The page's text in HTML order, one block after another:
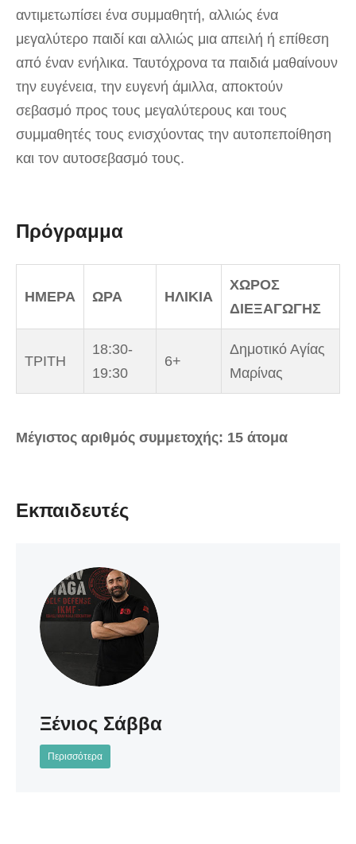
αντιμετωπίσει ένα συμμαθητή, αλλιώς ένα
μεγαλύτερο παιδί και αλλιώς μια απειλή ή επίθεση
από έναν ενήλικα. Ταυτόχρονα τα παιδιά μαθαίνουν
την ευγένεια, την ευγενή άμιλλα, αποκτούν
σεβασμό προς τους μεγαλύτερους και τους
συμμαθητές τους ενισχύοντας την αυτοπεποίθηση
και τον αυτοσεβασμό τους.
Πρόγραμμα
ΗΜΕΡΑ ΩΡΑ ΗΛΙΚΙΑ
ΧΩΡΟΣ
ΔΙΕΞΑΓΩΓΗΣ
ΤΡΙΤΗ
18:30-
19:30
6+
Δημοτικό Αγίας
Μαρίνας
Μέγιστος αριθμός συμμετοχής: 15 άτομα
Εκπαιδευτές
Ξένιος Σάββα
Περισσότερα